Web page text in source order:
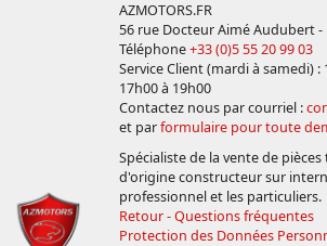
AZMOTORS.FR
56 rue Docteur Aimé Audubert -
Téléphone+33 (0)5 55 20 99 03
Service Client (mardi à samedi) :
17h00 à 19h00
Contactez nous par courriel :
et parformulaire pour toute
Spécialiste de la vente de
d'origine constructeur sur
professionnel et les particuliers.
Retour - Questions fréquentes
Protection des Données